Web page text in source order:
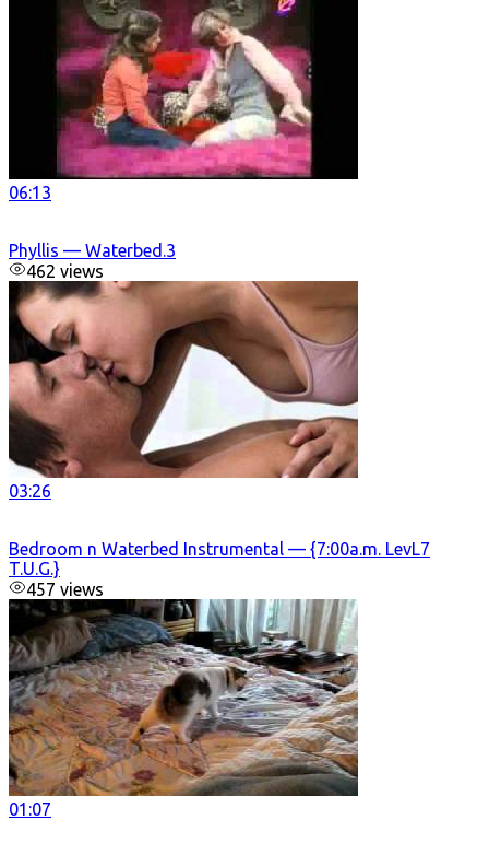
06:13
Phyllis — Waterbed.3
462 views
03:26
Bedroom n Waterbed Instrumental — {7:00a.m. LevL7
T.U.G.}
457 views
01:07